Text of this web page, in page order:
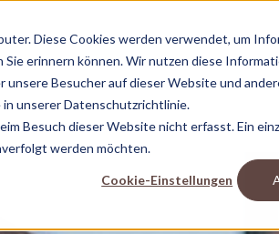
Diese Cookies werden verwendet, um
erinnern können. Wir nutzen diese
unsere Besucher auf dieser Website und
unserer Datenschutzrichtlinie.
Besuch dieser Website nicht erfasst. Ein
werden möchten.
Cookie-Einstellungen
VEREIN FANS RABAUKEN